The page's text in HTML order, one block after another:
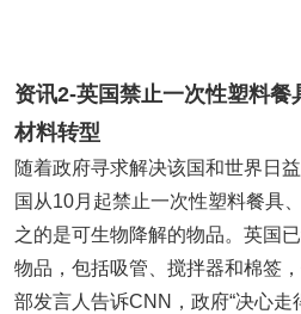
资讯2-英国禁止一次性塑料餐
材料转型
随着政府寻求解决该国和世界日
国从10月起禁止一次性塑料餐具
之的是可生物降解的物品。英国
物品，包括吸管、搅拌器和棉签
部发言人告诉CNN，政府“决心